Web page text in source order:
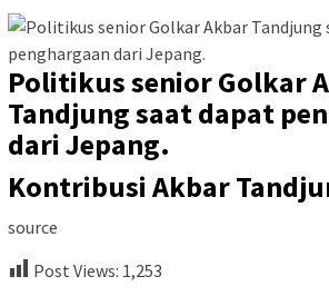
Politikus senior Golkar
Tandjung saat dapat
dari Jepang.
Kontribusi Akbar
source
Post Views: 1,253